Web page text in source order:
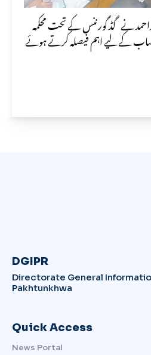
نے گڈ گورننس کے تحت محکمہ
کے لیے اہم فیصلہ کرتے ہوئے
DGIPR
Directorate General
Pakhtunkhwa
Quick Access
News Portal